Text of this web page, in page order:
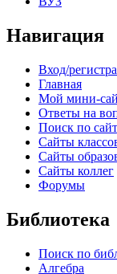
Навигация
Вход/
Главная
Мой мини-
Ответы на
Поиск по
Сайты
Сайты
Сайты коллег
Форумы
Библиотека
Поиск по
Алгебра